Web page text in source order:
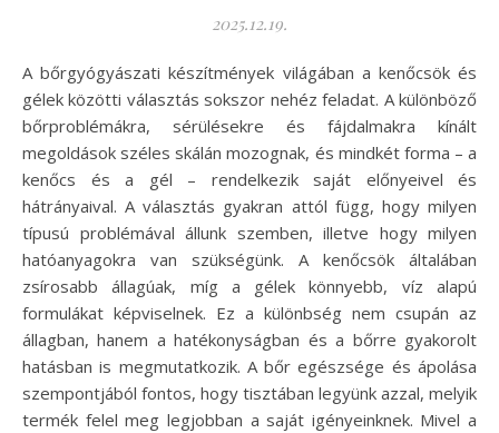
2025.12.19.
A bőrgyógyászati készítmények világában a kenőcsök és
gélek közötti választás sokszor nehéz feladat. A különböző
bőrproblémákra, sérülésekre és fájdalmakra kínált
megoldások széles skálán mozognak, és mindkét forma – a
kenőcs és a gél – rendelkezik saját előnyeivel és
hátrányaival. A választás gyakran attól függ, hogy milyen
típusú problémával állunk szemben, illetve hogy milyen
hatóanyagokra van szükségünk. A kenőcsök általában
zsírosabb állagúak, míg a gélek könnyebb, víz alapú
formulákat képviselnek. Ez a különbség nem csupán az
állagban, hanem a hatékonyságban és a bőrre gyakorolt
hatásban is megmutatkozik. A bőr egészsége és ápolása
szempontjából fontos, hogy tisztában legyünk azzal, melyik
termék felel meg legjobban a saját igényeinknek. Mivel a